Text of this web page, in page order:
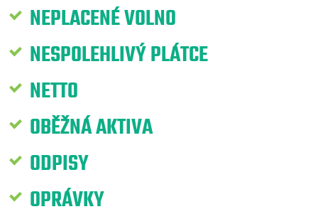
NEPLACENÉ VOLNO
NESPOLEHLIVÝ PLÁTCE
NETTO
OBĚŽNÁ AKTIVA
ODPISY
OPRÁVKY